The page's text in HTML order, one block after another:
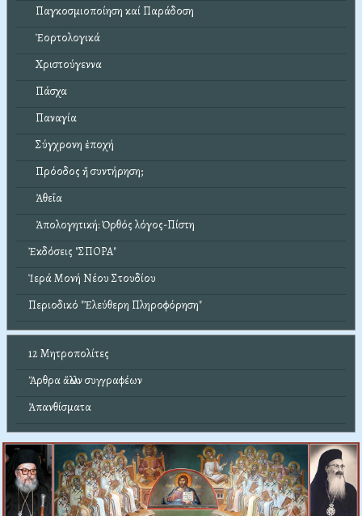
Παγκοσμιοποίηση καί Παράδοση
Ἑορτολογικά
Χριστούγεννα
Πάσχα
Παναγία
Σύγχρονη ἐποχή
Πρόοδος ἤ συντήρηση;
Ἀθεΐα
Ἀπολογητική: Ὀρθός λόγος-Πίστη
Ἐκδόσεις "ΣΠΟΡΑ"
Ἱερά Μονή Νέου Στουδίου
Περιοδικό "Ἐλεύθερη Πληροφόρηση"
12 Μητροπολίτες
Ἄρθρα ἄλλων συγγραφέων
Ἀπανθίσματα